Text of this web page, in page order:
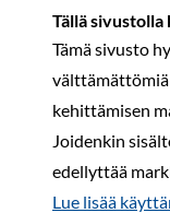
Tällä
Tämä sivusto
välttämättömiä
kehittämisen
Joidenkin
edellyttää
Lue lisää
tosiasioita
Unohtamalla
Niin tai jättää
ja omaan